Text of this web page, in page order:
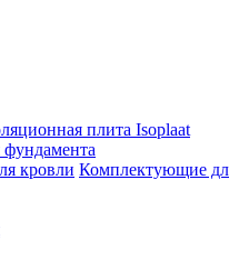
плита Isoplaat
фундамента
Комплектующие